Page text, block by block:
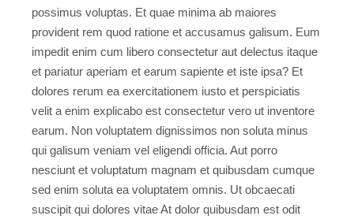
possimus voluptas. Et quae minima ab maiores
provident rem quod ratione et accusamus galisum. Eum
impedit enim cum libero consectetur aut delectus itaque
et pariatur aperiam et earum sapiente et iste ipsa? Et
dolores rerum ea exercitationem iusto et perspiciatis
velit a enim explicabo est consectetur vero ut inventore
earum. Non voluptatem dignissimos non soluta minus
qui galisum veniam vel eligendi officia. Aut porro
nesciunt et voluptatum magnam et quibusdam cumque
sed enim soluta ea voluptatem omnis. Ut obcaecati
suscipit qui dolores vitae At dolor quibusdam est odit